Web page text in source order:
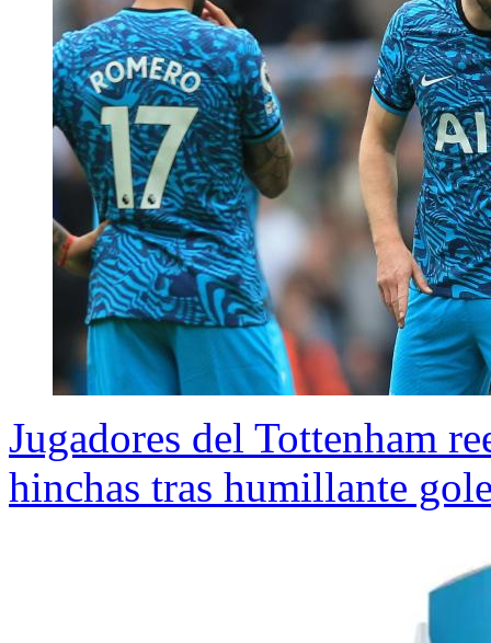
Jugadores del Tottenham
hinchas tras humillante